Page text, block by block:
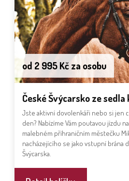
České Švýcarsko ze sedla
Jste aktivní dovolenkáři nebo si jen
den? Nabízíme Vám poutavou jízdu
malebném příhraničním městečku
nacházejícího se jako vstupní brána
Švýcarska.
od 2 995 Kč za osobu